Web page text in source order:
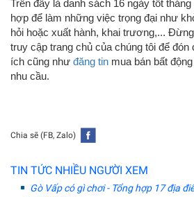
Trên đây là danh sách 16 ngày tốt
hợp để làm những việc trọng đại như
hỏi hoặc xuất hành, khai trương,...
truy cập trang chủ của chúng tôi để đón
ích cũng như đăng tin mua bán bất
nhu cầu.
Chia sẽ (FB, Zalo)
TIN TỨC NHIỀU NGƯỜI XEM
Gò Vấp có gì chơi - Tổng hợp 17 địa